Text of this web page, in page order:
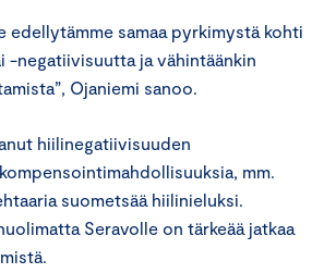
edellytämme samaa pyrkimystä kohti
-negatiivisuutta ja vähintäänkin
Ojaniemi sanoo.
hiilinegatiivisuuden
mm.
suometsää hiilinieluksi.
Seravolle on tärkeää jatkaa